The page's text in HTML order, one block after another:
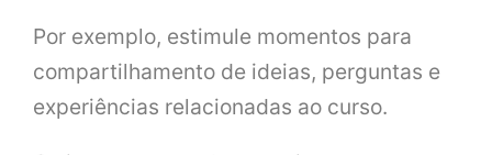
Por exemplo, estimule momentos para
compartilhamento de ideias, perguntas e
experiências relacionadas ao curso.